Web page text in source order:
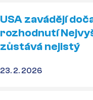
USA zavádějí
rozhodnutí
zůstává nejistý
23. 2. 2026